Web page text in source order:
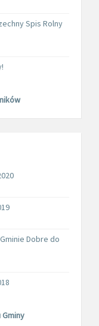
Spis Rolny
Dobre do